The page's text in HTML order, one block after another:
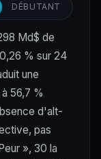
DÉBUTANT
Md$ de
% sur 24
une
56,7 %
d'alt-
pas
», 30 la